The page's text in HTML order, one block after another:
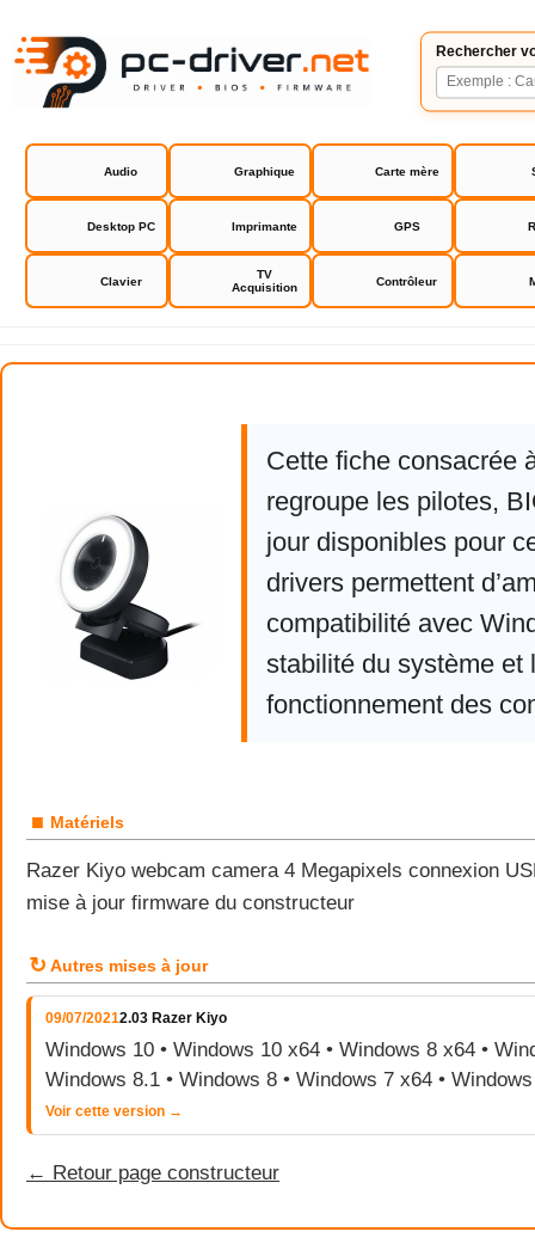
Rechercher
Audio Graphique Carte mère
Desktop PC Imprimante GPS
Clavier
TV
Acquisition
Contrôleur
Razer Kiyo
Cette fiche consacrée
regroupe les pilotes,
jour disponibles pour
drivers permettent
compatibilité avec
stabilité du système et
fonctionnement des
■ Matériels
Razer Kiyo webcam camera 4 Megapixels connexion
mise à jour firmware du constructeur
↻ Autres mises à jour
09/07/20212.03 Razer Kiyo
Windows 10 • Windows 10 x64 • Windows 8 x64 •
Windows 8.1 • Windows 8 • Windows 7 x64 •
Voir cette version →
← Retour page constructeur